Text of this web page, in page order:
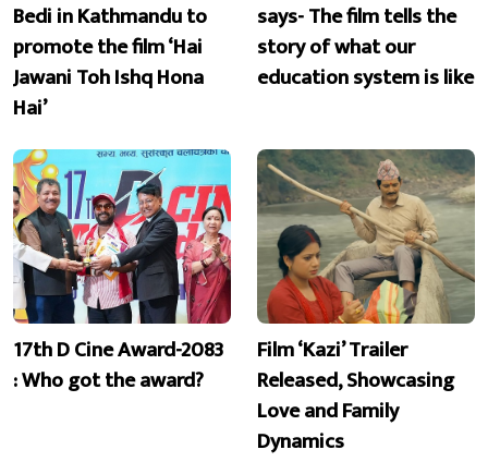
Bedi in Kathmandu to
promote the film ‘Hai
Jawani Toh Ishq Hona
Hai’
says- The film tells the
story of what our
education system is like
17th D Cine Award-2083
: Who got the award?
Film ‘Kazi’ Trailer
Released, Showcasing
Love and Family
Dynamics